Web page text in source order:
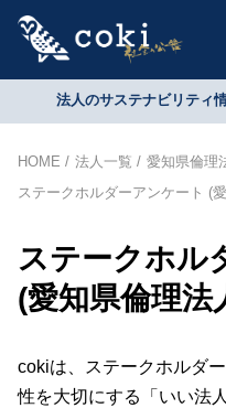
法人のサステナビリティ
HOME 法人一覧
愛知県倫理
ステークホルダーアンケート (
ステークホル
(愛知県倫理法
cokiは、ステークホルダ
性を大切にする「いい法